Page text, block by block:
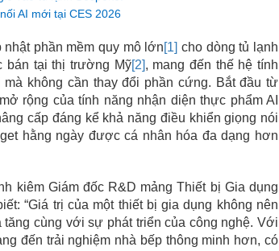
AI mới tại CES 2026
phần mềm quy mô lớn [1] cho dòng tủ lạnh
bán tại thị trường Mỹ[2] , mang đến thế hệ tính
không cần thay đổi phần cứng. Bắt đầu từ
rộng của tính năng nhận diện thực phẩm AI
cấp đáng kể khả năng điều khiển giọng nói
hằng ngày được cá nhân hóa đa dạng hơn
kiêm Giám đốc R&D mảng Thiết bị Gia dụng
“Giá trị của một thiết bị gia dụng không nên
cùng với sự phát triển của công nghệ. Với
đến trải nghiệm nhà bếp thông minh hơn, có